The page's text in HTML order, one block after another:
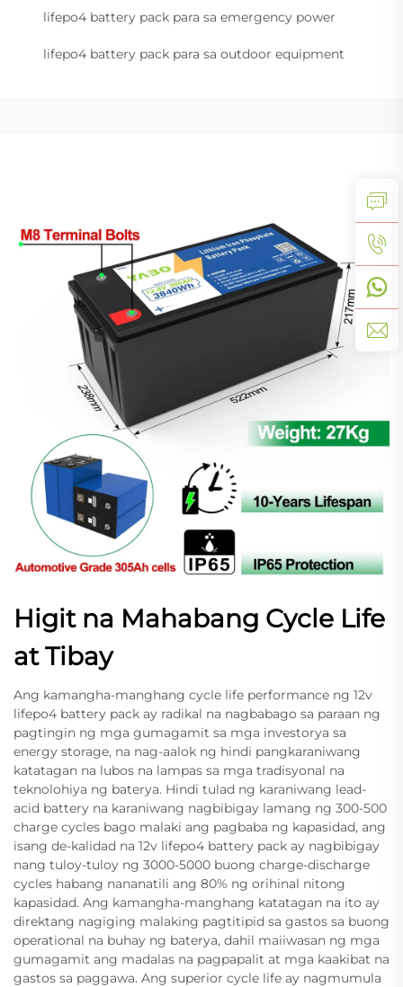
lifepo4 battery pack para sa emergency power
lifepo4 battery pack para sa outdoor equipment
Higit na Mahabang Cycle Life
at Tibay
Ang kamangha-manghang cycle life performance ng 12v
lifepo4 battery pack ay radikal na nagbabago sa paraan ng
pagtingin ng mga gumagamit sa mga investorya sa
energy storage, na nag-aalok ng hindi pangkaraniwang
katatagan na lubos na lampas sa mga tradisyonal na
teknolohiya ng baterya. Hindi tulad ng karaniwang lead-
acid battery na karaniwang nagbibigay lamang ng 300-500
charge cycles bago malaki ang pagbaba ng kapasidad, ang
isang de-kalidad na 12v lifepo4 battery pack ay nagbibigay
nang tuloy-tuloy ng 3000-5000 buong charge-discharge
cycles habang nananatili ang 80% ng orihinal nitong
kapasidad. Ang kamangha-manghang katatagan na ito ay
direktang nagiging malaking pagtitipid sa gastos sa buong
operational na buhay ng baterya, dahil maiiwasan ng mga
gumagamit ang madalas na pagpapalit at mga kaakibat na
gastos sa paggawa. Ang superior cycle life ay nagmumula